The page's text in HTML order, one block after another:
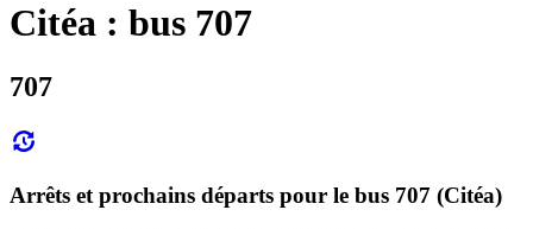
Citéa : bus 707
707
Arrêts et prochains départs pour le bus 707 (Citéa)